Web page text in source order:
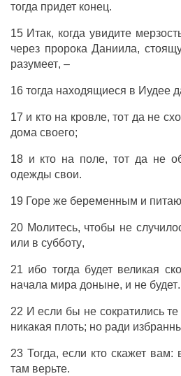
тогда придет конец.
15 Итак, когда увидите
через пророка Даниила,
разумеет, –
16 тогда находящиеся в Иудее
17 и кто на кровле, тот да не
дома своего;
18 и кто на поле, тот да не
одежды свои.
19 Горе же беременным и
20 Молитесь, чтобы не
или в субботу,
21 ибо тогда будет великая
начала мира доныне, и не будет.
22 И если бы не сократились те
никакая плоть; но ради
23 Тогда,если кто скажет вам:
там верьте.